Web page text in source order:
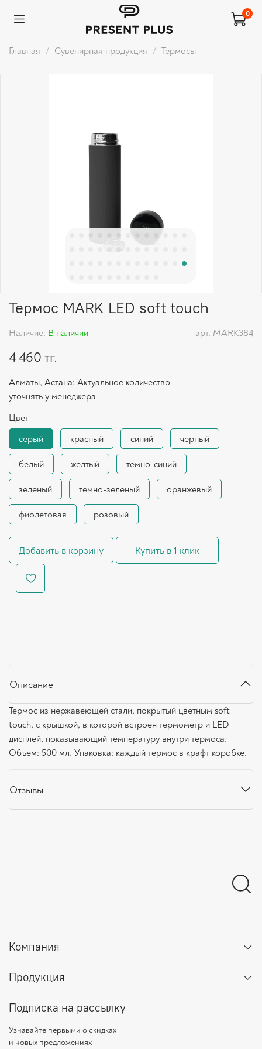
0
Главная Сувенирная продукция Термосы
арт. MARK384
Наличие: В наличии
Термос MARK LED soft touch
4 460 тг.
Алматы, Астана: Актуальное количество
уточнять у менеджера
Добавить в корзину Купить в 1 клик
Цвет
серый
красный синий черный
белый желтый темно-синий
зеленый темно-зеленый оранжевый
фиолетовая розовый
Описание
Термос из нержавеющей стали, покрытый цветным soft
touch, с крышкой, в которой встроен термометр и LED
дисплей, показывающий температуру внутри термоса.
Объем: 500 мл. Упаковка: каждый термос в крафт коробке.
Отзывы
Компания
Продукция
Подписка на рассылку
Узнавайте первыми о скидках
и новых предложениях